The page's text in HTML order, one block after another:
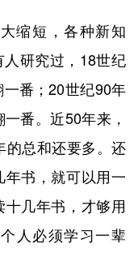
汽车
化 数字经济
溯源中国
会展
缩短，各种新知
研究过，18世纪
一番；20世纪90年
番。近50年来，
的总和还要多。还
年书，就可以用一
几年书，才够用
人必须学习一辈